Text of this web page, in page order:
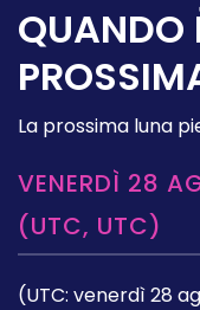
QUANDO
La prossima luna
VENERDÌ 28
(UTC, UTC)
(UTC: venerdì 28